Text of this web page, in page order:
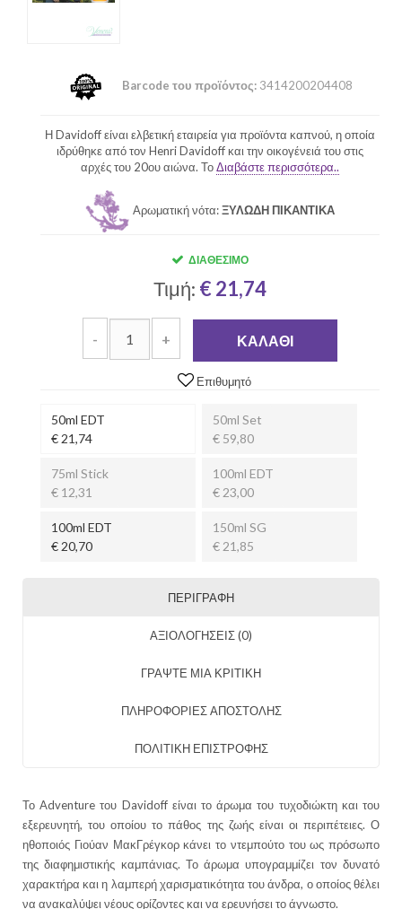
Barcode του προϊόντος:3414200204408
Η Davidoff είναι ελβετική εταιρεία για προϊόντα καπνού, η οποία
ιδρύθηκε από τον Henri Davidoff και την οικογένειά του στις
αρχές του 20ου αιώνα. ΤοΔιαβάστε περισσότερα..
Αρωματική νότα:ΞΥΛΩΔΗ ΠΙΚΑΝΤΙΚΑ
ΔΙΑΘΈΣΙΜΟ
Τιμή: € 21,74
- + ΚΑΛΆΘΙ
Επιθυμητό
50ml EDT
€ 21,74
50ml Set
€ 59,80
75ml Stick
€ 12,31
100ml EDT
€ 23,00
100ml EDT
€ 20,70
150ml SG
€ 21,85
ΠΕΡΙΓΡΑΦΉ
ΑΞΙΟΛΟΓΉΣΕΙΣ (0)
ΓΡΑΨΤΕ ΜΙΑ ΚΡΙΤΙΚΗ
ΠΛΗΡΟΦΟΡΙΕΣ ΑΠΟΣΤΟΛΗΣ
ΠΟΛΙΤΙΚΗ ΕΠΙΣΤΡΟΦΗΣ
ΤοAdventure του Davidoffείναι το άρωμα του τυχοδιώκτη και του
εξερευνητή, του οποίου το πάθος της ζωής είναι οι περιπέτειες. Ο
ηθοποιός Γιούαν ΜακΓρέγκορ κάνει το ντεμπούτο του ως πρόσωπο
της διαφημιστικής καμπάνιας. Το άρωμα υπογραμμίζει τον δυνατό
χαρακτήρα και η λαμπερή χαρισματικότητα του άνδρα, ο οποίος θέλει
να ανακαλύψει νέους ορίζοντες και να ερευνήσει το άγνωστο.